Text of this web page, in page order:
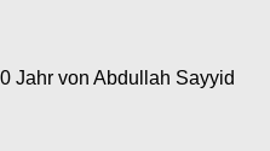
Jahr von Abdullah Sayyid